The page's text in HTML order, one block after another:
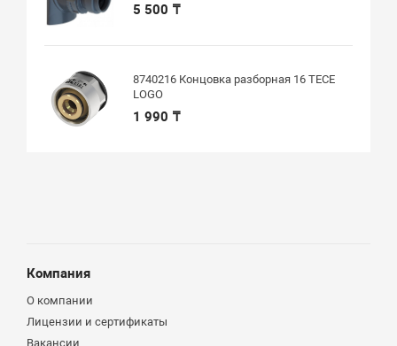
5 500 ₸
8740216 Концовка разборная 16 ТЕСЕ
LOGO
1 990 ₸
Компания
О компании
Лицензии и сертификаты
Вакансии